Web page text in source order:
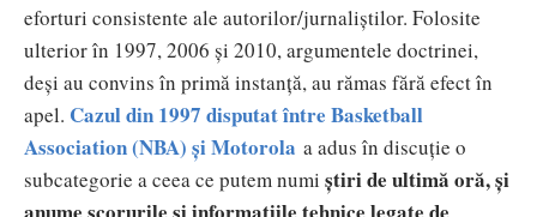
eforturi consistente ale autorilor/jurnaliștilor. Folosite
ulterior în 1997, 2006 și 2010, argumentele doctrinei,
deși au convins în primă instanță, au rămas fără efect în
apel. Cazul din 1997 disputat între Basketball
Association (NBA) și Motorola a adus în discuție o
subcategorie a ceea ce putem numi știri de ultimă oră, și